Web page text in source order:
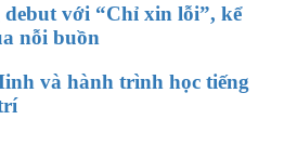
với “Chỉ xin lỗi”, kể
nỗi buồn
và hành trình học tiếng